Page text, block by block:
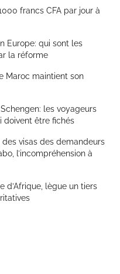
francs CFA par jour à
Europe: qui sont les
la réforme
Maroc maintient son
les voyageurs
doivent être fichés
des visas des demandeurs
l’incompréhension à
d’Afrique, lègue un tiers